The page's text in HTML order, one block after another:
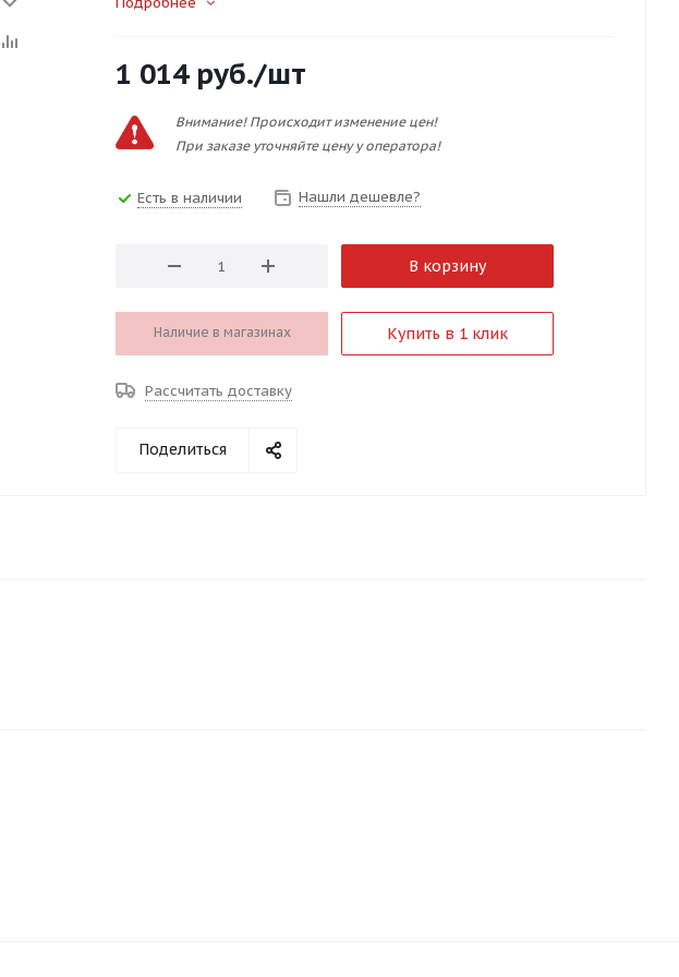
1 014руб./шт
Внимание! Происходит изменение цен!
При заказе уточняйте цену у оператора!
Есть в наличии Нашли дешевле?
В корзину
Наличие в магазинах Купить в 1 клик
Рассчитать доставку
Поделиться